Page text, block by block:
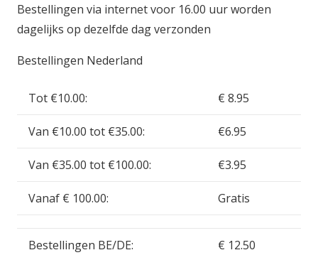
Type
A
F1AR
Bestellingen via internet voor 16.00 uur worden
dagelijks op dezelfde dag verzonden
Bestellingen Nederland
Tot €10.00: € 8.95
Van €10.00 tot €35.00: €6.95
Van €35.00 tot €100.00: €3.95
Vanaf € 100.00: Gratis
Bestellingen BE/DE: € 12.50